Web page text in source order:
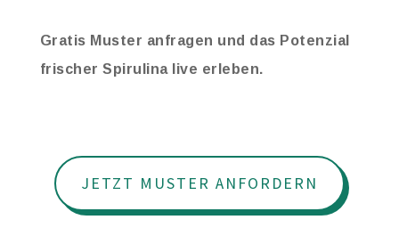
Gratis Muster anfragen und das Potenzial
frischer Spirulina live erleben.
JETZT MUSTER ANFORDERN